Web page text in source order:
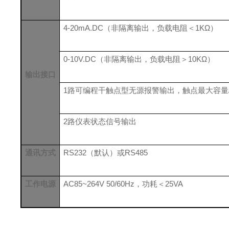
输出接口
4-20mA.DC （非隔离输出，负载电阻 ＜ 1KΩ）
0-10V.DC （非隔离输出，负载电阻＞ 10KΩ）
1路可编程干触点型无源报警输出 ， 触点最大容量
2路仪表状态信号输出
通讯 方式 RS232 （默认）或RS485
工作电源 AC85~264V 50/60Hz ， 功耗 ＜ 25VA